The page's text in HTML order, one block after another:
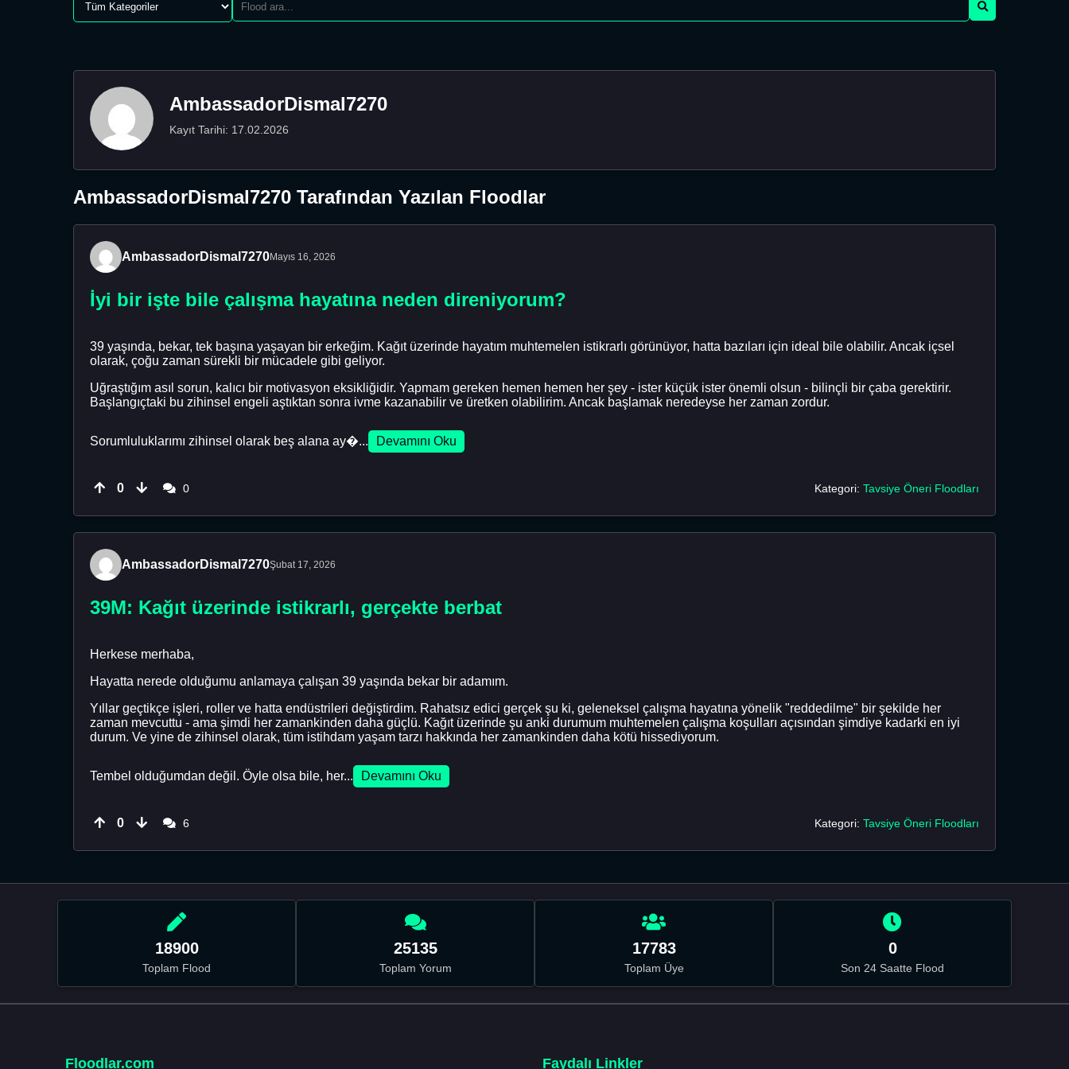
AmbassadorDismal7270
Kayıt Tarihi: 17.02.2026
AmbassadorDismal7270 Tarafından Yazılan Floodlar
AmbassadorDismal7270Mayıs 16, 2026
İyi bir işte bile çalışma hayatına neden direniyorum?
39 yaşında, bekar, tek başına yaşayan bir erkeğim. Kağıt üzerinde hayatım muhtemelen istikrarlı görünüyor, hatta bazıları için ideal bile olabilir. Ancak içsel
olarak, çoğu zaman sürekli bir mücadele gibi geliyor.
Uğraştığım asıl sorun, kalıcı bir motivasyon eksikliğidir. Yapmam gereken hemen hemen her şey - ister küçük ister önemli olsun - bilinçli bir çaba gerektirir.
Başlangıçtaki bu zihinsel engeli aştıktan sonra ivme kazanabilir ve üretken olabilirim. Ancak başlamak neredeyse her zaman zordur.
Sorumluluklarımı zihinsel olarak beş alana ay�... Devamını Oku
0 0 Kategori: Tavsiye Öneri Floodları
AmbassadorDismal7270Şubat 17, 2026
39M: Kağıt üzerinde istikrarlı, gerçekte berbat
Herkese merhaba,
Hayatta nerede olduğumu anlamaya çalışan 39 yaşında bekar bir adamım.
Yıllar geçtikçe işleri, roller ve hatta endüstrileri değiştirdim. Rahatsız edici gerçek şu ki, geleneksel çalışma hayatına yönelik "reddedilme" bir şekilde her
zaman mevcuttu - ama şimdi her zamankinden daha güçlü. Kağıt üzerinde şu anki durumum muhtemelen çalışma koşulları açısından şimdiye kadarki en iyi
durum. Ve yine de zihinsel olarak, tüm istihdam yaşam tarzı hakkında her zamankinden daha kötü hissediyorum.
Tembel olduğumdan değil. Öyle olsa bile, her... Devamını Oku
0 6 Kategori: Tavsiye Öneri Floodları
18900
Toplam Flood
25135
Toplam Yorum
17783
Toplam Üye
0
Son 24 Saatte Flood
Floodlar.com Faydalı Linkler